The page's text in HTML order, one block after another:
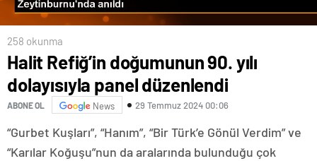
258 okunma
Halit Refiğ’in doğumunun 90. yılı
dolayısıyla panel düzenlendi
ABONE OL News 29 Temmuz 2024 00:06
“Gurbet Kuşları”, “Hanım”, “Bir Türk’e Gönül Verdim” ve
“Karılar Koğuşu”nun da aralarında bulunduğu çok